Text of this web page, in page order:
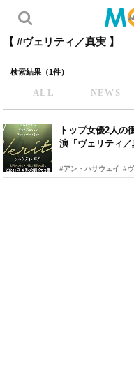
【 #ヴェリティ／真実 】
検索結果（1件）
ALL NEWS
トップ女優2人
演『ヴェリティ
#アン・ハサウェイ #